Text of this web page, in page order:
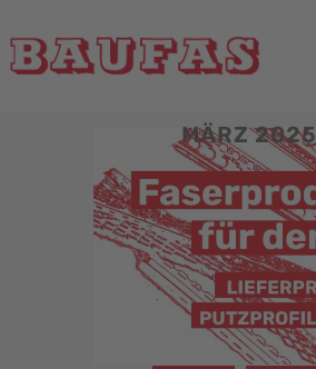
MÄRZ 2025